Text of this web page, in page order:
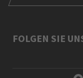
FOLGEN SIE